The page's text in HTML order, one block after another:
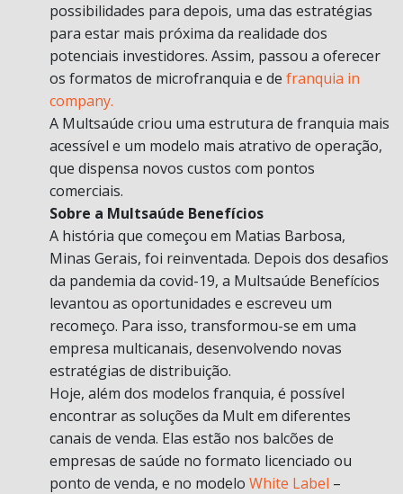
possibilidades para depois, uma das estratégias
para estar mais próxima da realidade dos
potenciais investidores. Assim, passou a oferecer
os formatos de microfranquia e de franquia in
company.
A Multsaúde criou uma estrutura de franquia mais
acessível e um modelo mais atrativo de operação,
que dispensa novos custos com pontos
comerciais.
Sobre a Multsaúde Benefícios
A história que começou em Matias Barbosa,
Minas Gerais, foi reinventada. Depois dos desafios
da pandemia da covid-19, a Multsaúde Benefícios
levantou as oportunidades e escreveu um
recomeço. Para isso, transformou-se em uma
empresa multicanais, desenvolvendo novas
estratégias de distribuição.
Hoje, além dos modelos franquia, é possível
encontrar as soluções da Mult em diferentes
canais de venda. Elas estão nos balcões de
empresas de saúde no formato licenciado ou
ponto de venda, e no modelo White Label –